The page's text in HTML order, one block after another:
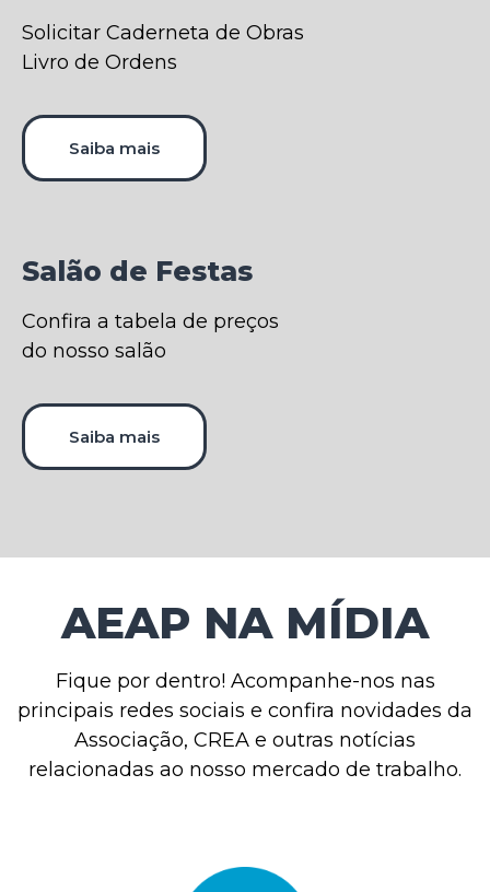
Solicitar Caderneta de Obras
Livro de Ordens
Saiba mais
Salão de Festas
Confira a tabela de preços
do nosso salão
Saiba mais
AEAP NA MÍDIA
Fique por dentro! Acompanhe-nos nas
principais redes sociais e confira novidades da
Associação, CREA e outras notícias
relacionadas ao nosso mercado de trabalho.